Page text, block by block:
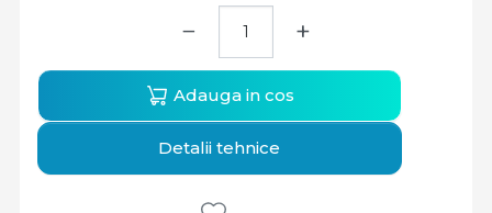
− +
Adauga in cos
Detalii tehnice